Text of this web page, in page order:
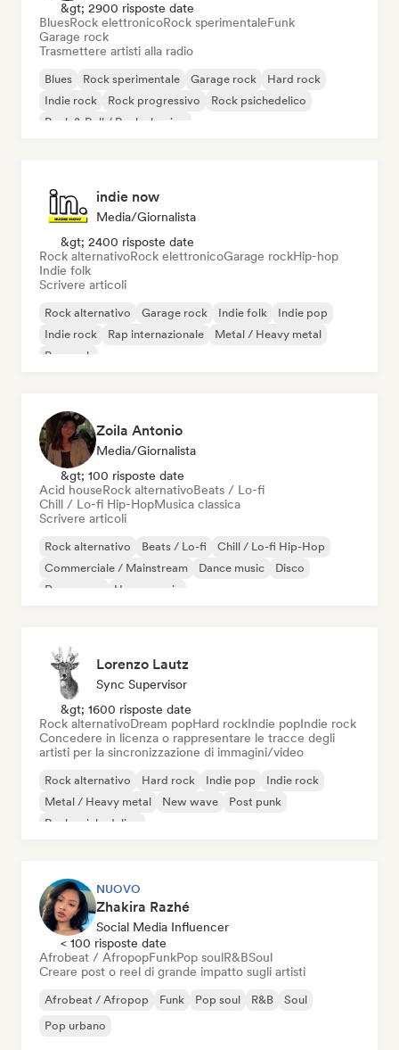
&gt; 2900 risposte date
BluesRock elettronicoRock sperimentaleFunk
Garage rock
Trasmettere artisti alla radio
Blues Rock sperimentale Garage rock
Hard rock
Indie rock
Rock progressivo
Rock psichedelico
Rock & Roll / Rock classico
indie now
Media/Giornalista
&gt; 2400 risposte date
Rock alternativoRock elettronicoGarage rockHip-hop
Indie folk
Scrivere articoli
Rock alternativo Garage rock Indie folk
Indie pop
Indie rock
Rap internazionale
Metal / Heavy metal
Pop rock
Zoila Antonio
Media/Giornalista
&gt; 100 risposte date
Acid houseRock alternativoBeats / Lo-fi
Chill / Lo-fi Hip-HopMusica classica
Scrivere articoli
Rock alternativo Beats / Lo-fi
Chill / Lo-fi Hip-Hop
Commerciale / Mainstream
Dance music
Disco
Dream pop
House music
Lorenzo Lautz
Sync Supervisor
&gt; 1600 risposte date
Rock alternativoDream popHard rockIndie popIndie rock
Concedere in licenza o rappresentare le tracce degli
artisti per la sincronizzazione di immagini/video
Rock alternativo Hard rock Indie pop
Indie rock
Metal / Heavy metal
New wave
Post punk
Rock psichedelico
NUOVO
Zhakira Razhé
Social Media Influencer
< 100 risposte date
Afrobeat / AfropopFunkPop soulR&BSoul
Creare post o reel di grande impatto sugli artisti
Afrobeat / Afropop Funk Pop soul R&B
Soul
Pop urbano